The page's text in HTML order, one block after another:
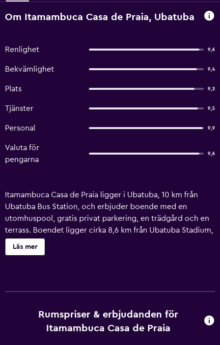
Om Itamambuca Casa de Praia, Ubatuba
Renlighet 9,6
Bekvämlighet 9,4
Plats 9,2
Tjänster 9,5
Personal 9,9
Valuta för
pengarna
9,6
Itamambuca Casa de Praia ligger i Ubatuba, 10 km från
Ubatuba Bus Station, och erbjuder boende med en
utomhuspool, gratis privat parkering, en trädgård och en
terrass. Boendet ligger cirka 8,6 km från Ubatuba Stadium,
10 km från Igreja Matriz och 49 km från Quilombo do
Campinho. Boendet har ett gemensamt kök och gratis
Flygplatsen (São José dos Campos flygplats) ligger 143 km
Läs mer
Rumspriser & erbjudanden för
Itamambuca Casa de Praia